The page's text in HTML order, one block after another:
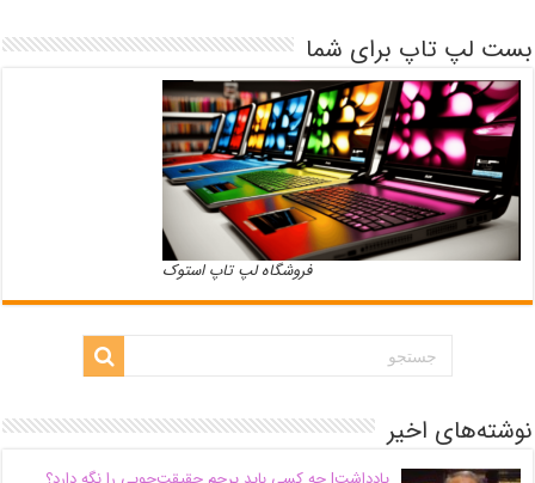
بست لپ تاپ برای شما
فروشگاه لپ تاپ استوک
نوشته‌های اخیر